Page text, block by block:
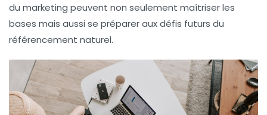
du marketing peuvent non seulement maîtriser les
bases mais aussi se préparer aux défis futurs du
référencement naturel.